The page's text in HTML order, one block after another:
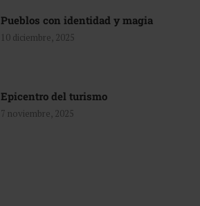
Pueblos con identidad y magia
10 diciembre, 2025
Epicentro del turismo
7 noviembre, 2025